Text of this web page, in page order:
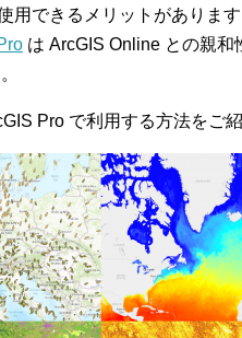
用できるメリットがありま
は ArcGIS Online との親和
Pro で利用する方法をご紹